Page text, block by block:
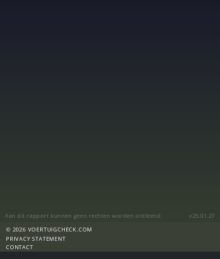
Aan dit rapport kunnen geen rechten worden ontleend
v25.01.27
© 2026 VOERTUIGCHECK.COM
PRIVACY STATEMENT
CONTACT